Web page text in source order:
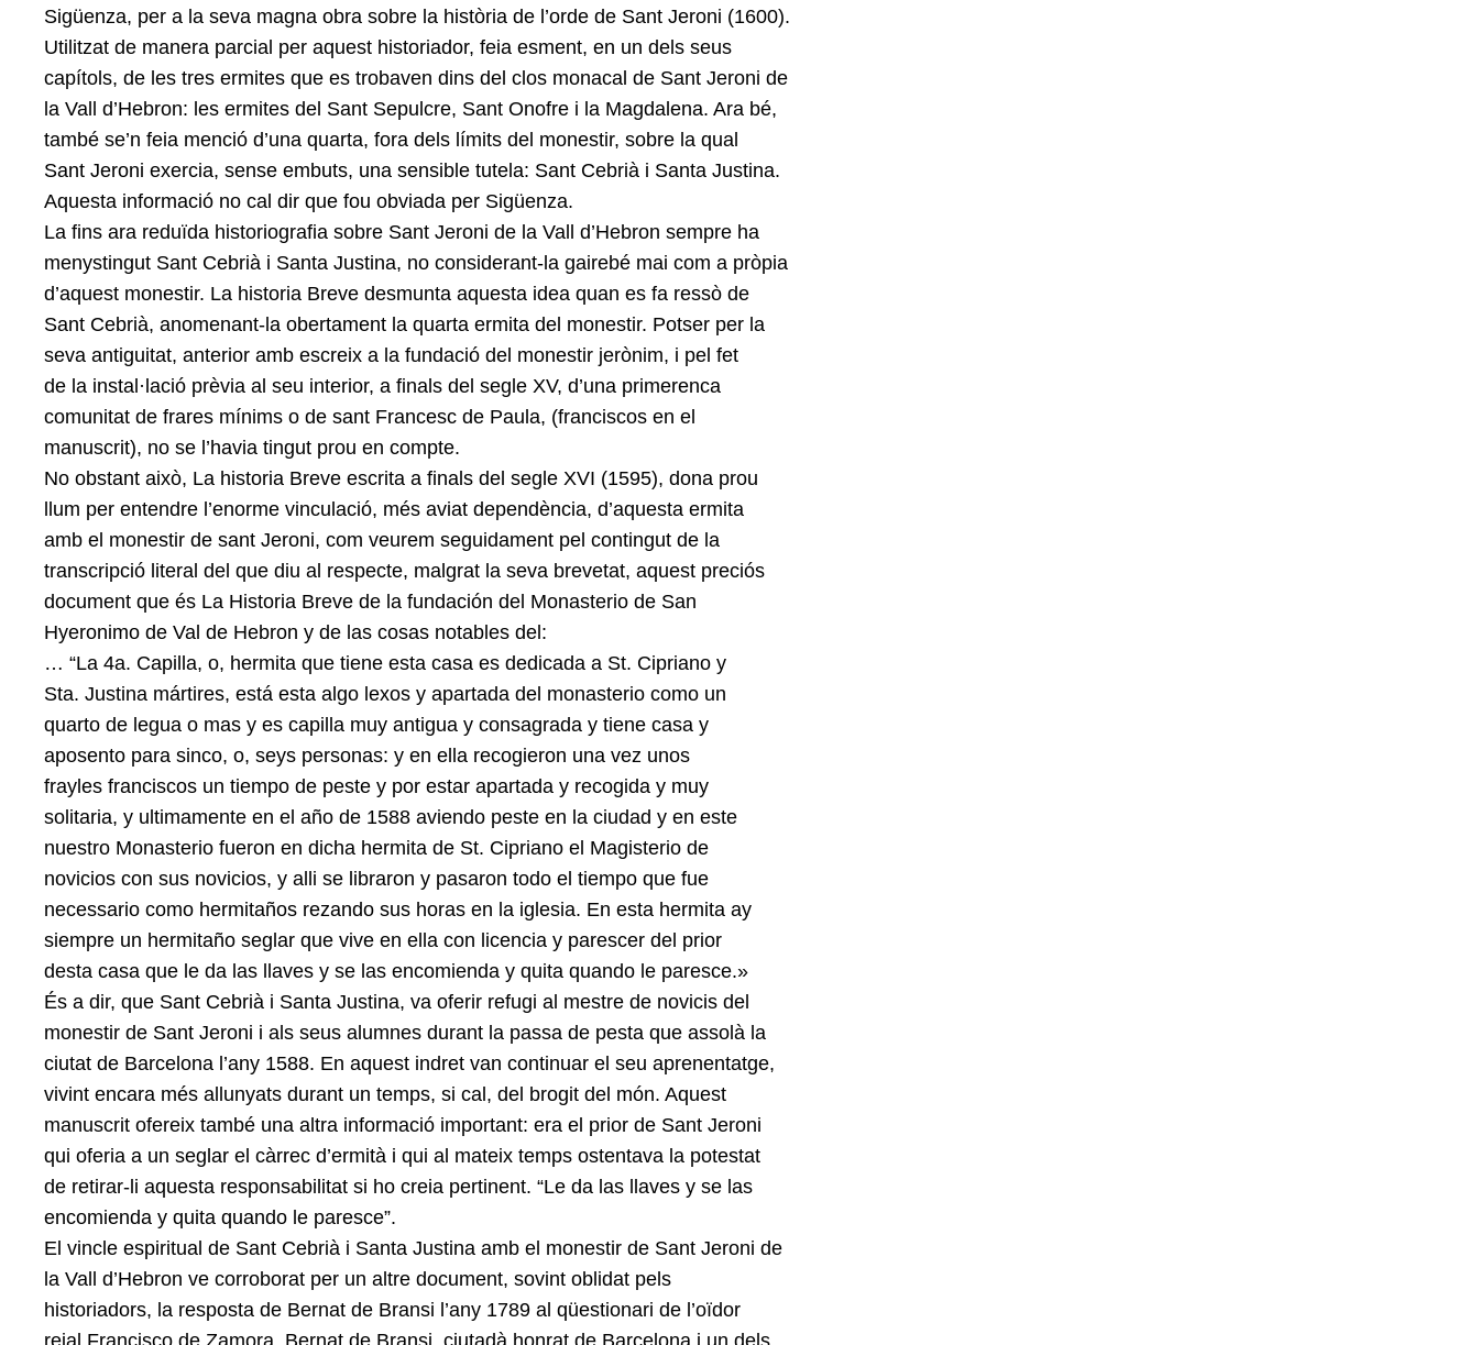
Sigüenza, per a la seva magna obra sobre la història de l’orde de Sant Jeroni (1600).
Utilitzat de manera parcial per aquest historiador, feia esment, en un dels seus
capítols, de les tres ermites que es trobaven dins del clos monacal de Sant Jeroni de
la Vall d’Hebron: les ermites del Sant Sepulcre, Sant Onofre i la Magdalena. Ara bé,
també se’n feia menció d’una quarta, fora dels límits del monestir, sobre la qual
Sant Jeroni exercia, sense embuts, una sensible tutela: Sant Cebrià i Santa Justina.
Aquesta informació no cal dir que fou obviada per Sigüenza.
La fins ara reduïda historiografia sobre Sant Jeroni de la Vall d’Hebron sempre ha
menystingut Sant Cebrià i Santa Justina, no considerant-la gairebé mai com a pròpia
d’aquest monestir. La historia Breve desmunta aquesta idea quan es fa ressò de
Sant Cebrià, anomenant-la obertament la quarta ermita del monestir. Potser per la
seva antiguitat, anterior amb escreix a la fundació del monestir jerònim, i pel fet
de la instal·lació prèvia al seu interior, a finals del segle XV, d’una primerenca
comunitat de frares mínims o de sant Francesc de Paula, (franciscos en el
manuscrit), no se l’havia tingut prou en compte.
No obstant això, La historia Breve escrita a finals del segle XVI (1595), dona prou
llum per entendre l’enorme vinculació, més aviat dependència, d’aquesta ermita
amb el monestir de sant Jeroni, com veurem seguidament pel contingut de la
transcripció literal del que diu al respecte, malgrat la seva brevetat, aquest preciós
document que és La Historia Breve de la fundación del Monasterio de San
Hyeronimo de Val de Hebron y de las cosas notables del:
… “La 4a. Capilla, o, hermita que tiene esta casa es dedicada a St. Cipriano y
Sta. Justina mártires, está esta algo lexos y apartada del monasterio como un
quarto de legua o mas y es capilla muy antigua y consagrada y tiene casa y
aposento para sinco, o, seys personas: y en ella recogieron una vez unos
frayles franciscos un tiempo de peste y por estar apartada y recogida y muy
solitaria, y ultimamente en el año de 1588 aviendo peste en la ciudad y en este
nuestro Monasterio fueron en dicha hermita de St. Cipriano el Magisterio de
novicios con sus novicios, y alli se libraron y pasaron todo el tiempo que fue
necessario como hermitaños rezando sus horas en la iglesia. En esta hermita ay
siempre un hermitaño seglar que vive en ella con licencia y parescer del prior
desta casa que le da las llaves y se las encomienda y quita quando le paresce.»
És a dir, que Sant Cebrià i Santa Justina, va oferir refugi al mestre de novicis del
monestir de Sant Jeroni i als seus alumnes durant la passa de pesta que assolà la
ciutat de Barcelona l’any 1588. En aquest indret van continuar el seu aprenentatge,
vivint encara més allunyats durant un temps, si cal, del brogit del món. Aquest
manuscrit ofereix també una altra informació important: era el prior de Sant Jeroni
qui oferia a un seglar el càrrec d’ermità i qui al mateix temps ostentava la potestat
de retirar-li aquesta responsabilitat si ho creia pertinent. “Le da las llaves y se las
encomienda y quita quando le paresce”.
El vincle espiritual de Sant Cebrià i Santa Justina amb el monestir de Sant Jeroni de
la Vall d’Hebron ve corroborat per un altre document, sovint oblidat pels
historiadors, la resposta de Bernat de Bransi l’any 1789 al qüestionari de l’oïdor
reial Francisco de Zamora. Bernat de Bransi, ciutadà honrat de Barcelona i un dels